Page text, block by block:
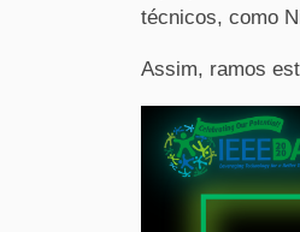
técnicos, como
Assim, ramos